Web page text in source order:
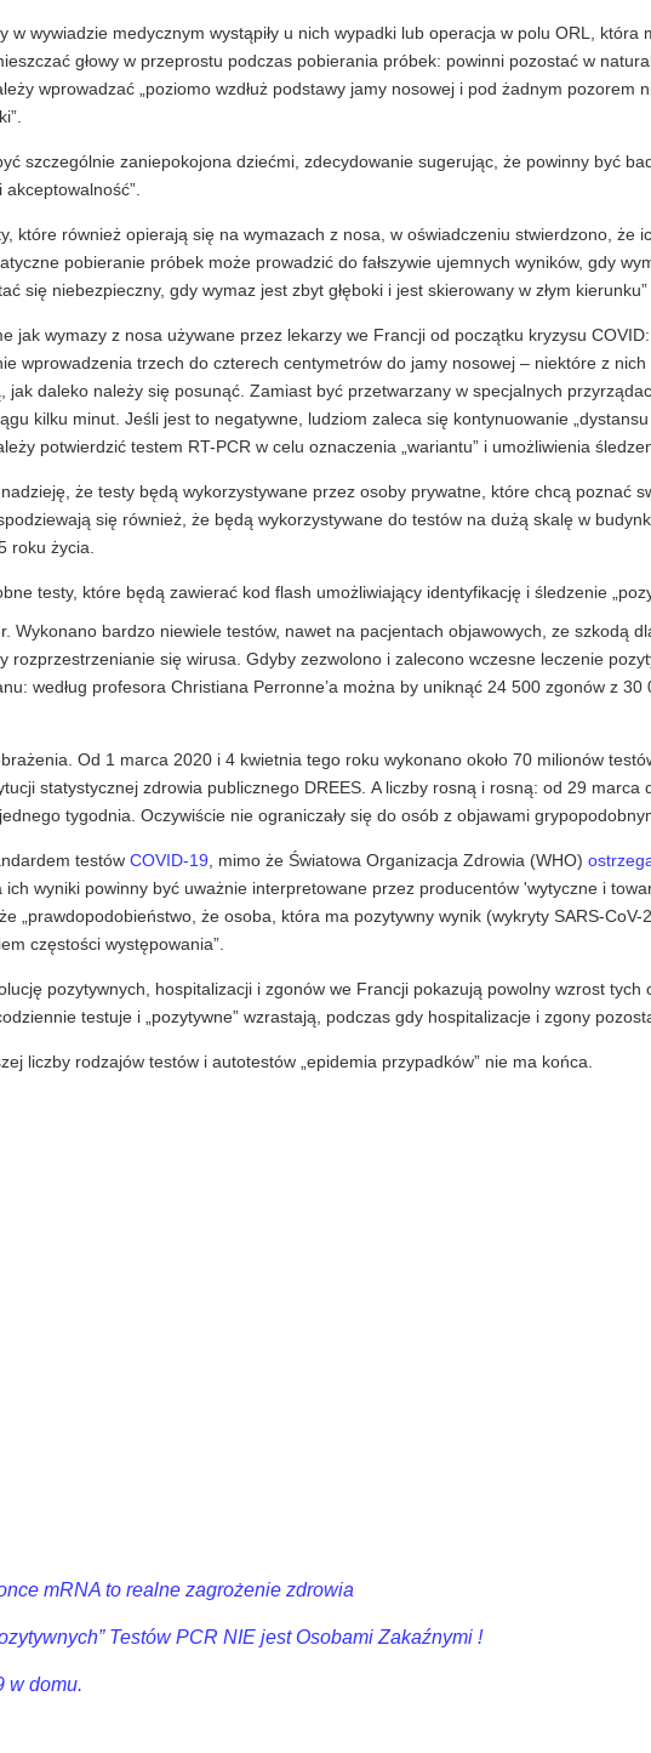
w wywiadzie medycznym wystąpiły u nich wypadki lub operacja w polu ORL, która
głowy w przeprostu podczas pobierania próbek: powinni pozostać w
wprowadzać „poziomo wzdłuż podstawy jamy nosowej i pod żadnym pozorem
szczególnie zaniepokojona dziećmi, zdecydowanie sugerując, że powinny być
które również opierają się na wymazach z nosa, w oświadczeniu stwierdzono, że
pobieranie próbek może prowadzić do fałszywie ujemnych wyników, gdy
się niebezpieczny, gdy wymaz jest zbyt głęboki i jest skierowany w złym kierunku”
jak wymazy z nosa używane przez lekarzy we Francji od początku kryzysu
wprowadzenia trzech do czterech centymetrów do jamy nosowej – niektóre z nich
jak daleko należy się posunąć. Zamiast być przetwarzany w specjalnych
kilku minut. Jeśli jest to negatywne, ludziom zaleca się kontynuowanie „dystansu
potwierdzić testem RT-PCR w celu oznaczenia „wariantu” i umożliwienia
że testy będą wykorzystywane przez osoby prywatne, które chcą poznać
się również, że będą wykorzystywane do testów na dużą skalę w
roku życia.
testy, które będą zawierać kod flash umożliwiający identyfikację i śledzenie
Wykonano bardzo niewiele testów, nawet na pacjentach objawowych, ze szkodą
rozprzestrzenianie się wirusa. Gdyby zezwolono i zalecono wczesne leczenie
według profesora Christiana Perronne’a można by uniknąć 24 500 zgonów z
Od 1 marca 2020 i 4 kwietnia tego roku wykonano około 70 milionów
statystycznej zdrowia publicznego DREES. A liczby rosną i rosną: od 29 marca
tygodnia. Oczywiście nie ograniczały się do osób z objawami
testów COVID-19, mimo że Światowa Organizacja Zdrowia (WHO)
ich wyniki powinny być uważnie interpretowane przez producentów 'wytyczne i
„prawdopodobieństwo, że osoba, która ma pozytywny wynik (wykryty SARS-
częstości występowania”.
pozytywnych, hospitalizacji i zgonów we Francji pokazują powolny wzrost tych
testuje i „pozytywne” wzrastają, podczas gdy hospitalizacje i zgony
liczby rodzajów testów i autotestów „epidemia przypadków” nie ma końca.
mRNA to realne zagrożenie zdrowia
Testów PCR NIE jest Osobami Zakaźnymi !
w domu.